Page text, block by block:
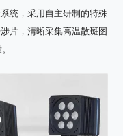
统，采用自主研制的特殊
片，清晰采集高温散斑图